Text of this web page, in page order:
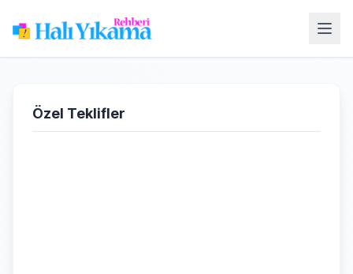
Özel Teklifler